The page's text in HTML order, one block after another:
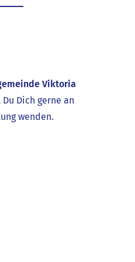
Viktoria
Dich gerne an
wenden.